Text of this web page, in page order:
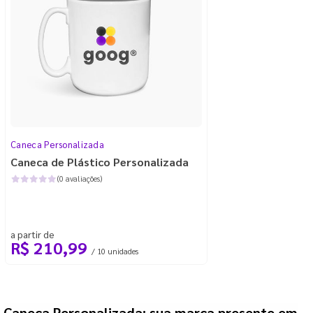
Caneca Personalizada
Caneca de Plástico Personalizada
(0 avaliações)
a partir de
R$ 210,99 / 10 unidades